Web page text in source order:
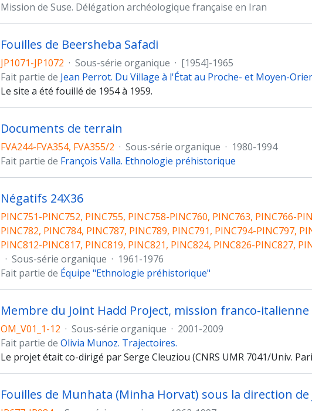
Mission de Suse. Délégation archéologique française en Iran
Fouilles de Beersheba Safadi
JP1071-JP1072 · Sous-série organique · [1954]-1965
Fait partie de Jean Perrot. Du Village à l'État au Proche- et Moyen-
Le site a été fouillé de 1954 à 1959.
Documents de terrain
FVA244-FVA354, FVA355/2 · Sous-série organique · 1980-1994
Fait partie de François Valla. Ethnologie préhistorique
Négatifs 24X36
PINC751-PINC752, PINC755, PINC758-PINC760, PINC763, PINC766-
PINC782, PINC784, PINC787, PINC789, PINC791, PINC794-PINC797,
PINC812-PINC817, PINC819, PINC821, PINC824, PINC826-PINC827,
· Sous-série organique · 1961-1976
Fait partie de Équipe "Ethnologie préhistorique"
Membre du Joint Hadd Project, mission franco-italienne
OM_V01_1-12 · Sous-série organique · 2001-2009
Fait partie de Olivia Munoz. Trajectoires.
Le projet était co-dirigé par Serge Cleuziou (CNRS UMR 7041/Univ.
Fouilles de Munhata (Minha Horvat) sous la direction de